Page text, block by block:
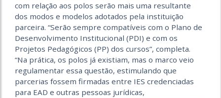
com relação aos polos serão mais uma resultante
dos modos e modelos adotados pela instituição
parceira. “Serão sempre compatíveis com o Plano de
Desenvolvimento Institucional (PDI) e com os
Projetos Pedagógicos (PP) dos cursos”, completa.
“Na prática, os polos já existiam, mas o marco veio
regulamentar essa questão, estimulando que
parcerias fossem firmadas entre IES credenciadas
para EAD e outras pessoas jurídicas,